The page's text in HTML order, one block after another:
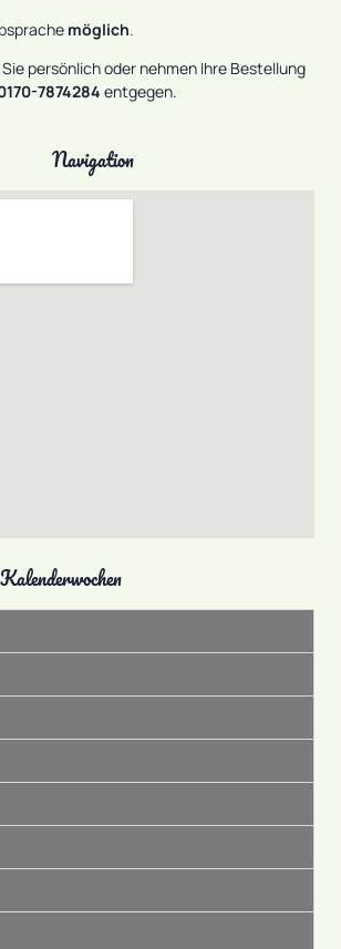
möglich.
persönlich oder nehmen Ihre Bestellung
7874284 entgegen.
Navigation